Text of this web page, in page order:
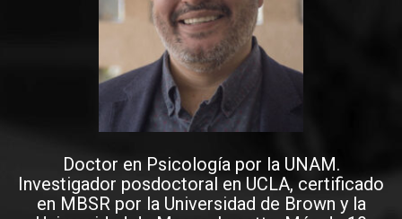
Doctor en Psicología por la UNAM.
Investigador posdoctoral en UCLA, certificado
en MBSR por la Universidad de Brown y la